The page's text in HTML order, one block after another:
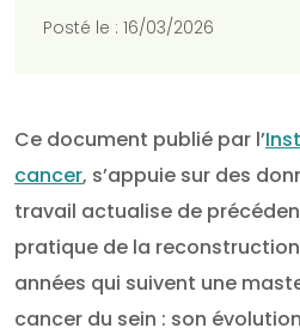
Posté le : 16/03/2026
Ce document publié par l’
cancer, s’appuie sur des
travail actualise de
pratique de la
années qui suivent une
cancer du sein : son